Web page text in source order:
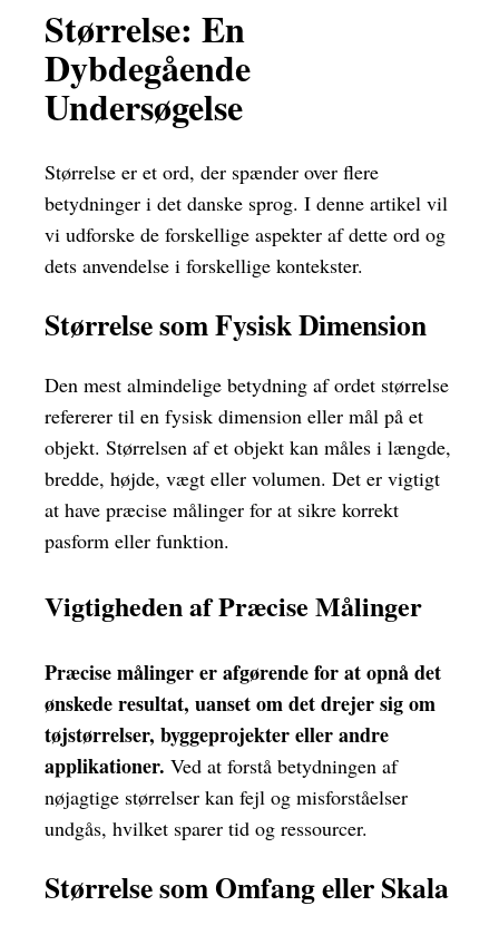
Størrelse: En
Dybdegående
Undersøgelse
Størrelse er et ord, der spænder over flere
betydninger i det danske sprog. I denne artikel vil
vi udforske de forskellige aspekter af dette ord og
dets anvendelse i forskellige kontekster.
Størrelse som Fysisk Dimension
Den mest almindelige betydning af ordet størrelse
refererer til en fysisk dimension eller mål på et
objekt. Størrelsen af et objekt kan måles i længde,
bredde, højde, vægt eller volumen. Det er vigtigt
at have præcise målinger for at sikre korrekt
pasform eller funktion.
Vigtigheden af Præcise Målinger
Præcise målinger er afgørende for at opnå det
ønskede resultat, uanset om det drejer sig om
tøjstørrelser, byggeprojekter eller andre
applikationer. Ved at forstå betydningen af
nøjagtige størrelser kan fejl og misforståelser
undgås, hvilket sparer tid og ressourcer.
Størrelse som Omfang eller Skala